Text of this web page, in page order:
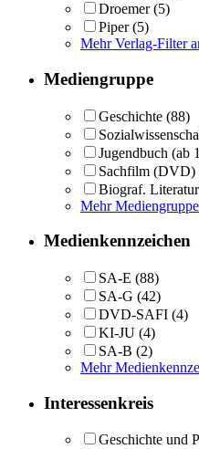
Droemer (5)
Piper (5)
Mehr Verlag-Filter
Mediengruppe
Geschichte (88)
Jugendbuch (ab
Sachfilm (DVD)
Biograf. Literatur
Mehr
Medienkennzeichen
SA-E (88)
SA-G (42)
DVD-SAFI (4)
KI-JU (4)
SA-B (2)
Mehr
Interessenkreis
Geschichte und